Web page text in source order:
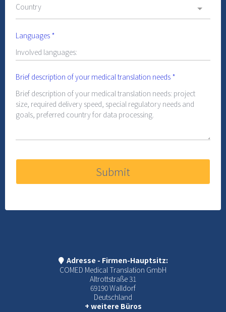
Country
Languages *
Brief description of your medical translation needs *
Submit
Adresse - Firmen-Hauptsitz:
COMED Medical Translation GmbH
Altrottstraße 31
69190 Walldorf
Deutschland
+ weitere Büros